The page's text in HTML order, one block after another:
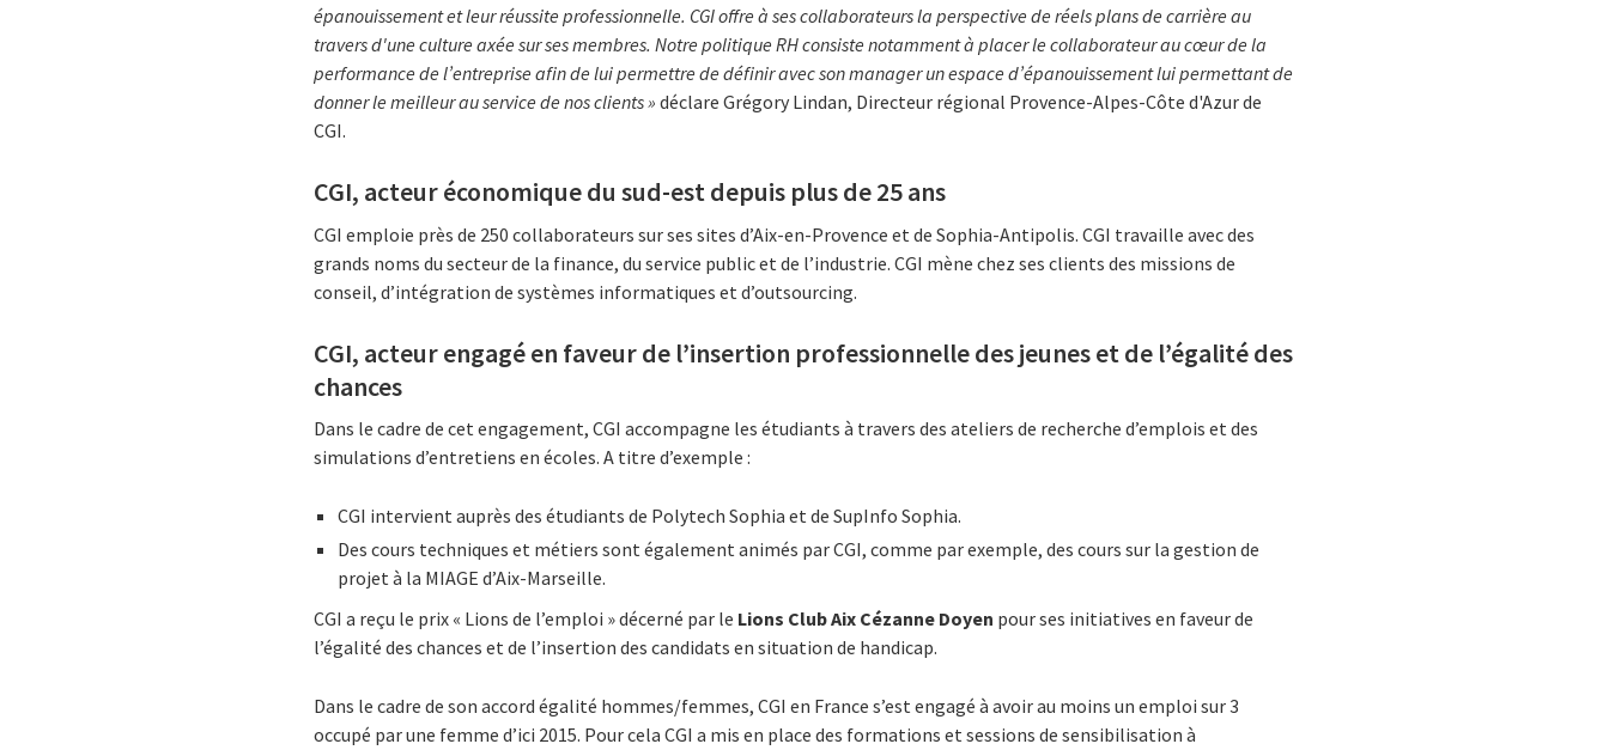
épanouissement et leur réussite professionnelle. CGI offre à ses collaborateurs la perspective de réels plans de carrière au
travers d'une culture axée sur ses membres. Notre politique RH consiste notamment àplacer le collaborateur au cœur de la
performance de l’entreprise afin de lui permettre de définir avec son manager un espace d’épanouissement lui permettant de
donner le meilleur au service de nos clients »déclare Grégory Lindan, Directeur régional Provence-Alpes-Côte d'Azur de
CGI.
CGI, acteur économique du sud-est depuis plus de 25 ans
CGI emploie près de 250 collaborateurs sur ses sites d’Aix-en-Provence et de Sophia-Antipolis. CGI travaille avec des
grands noms du secteur de la finance, du service public et de l’industrie. CGI mène chez ses clients des missions de
conseil, d’intégration de systèmes informatiques et d’outsourcing.
CGI, acteur engagé en faveur de l’insertion professionnelle des jeunes et de l’égalité des
chances
Dans le cadre de cet engagement, CGI accompagne les étudiants à travers des ateliers de recherche d’emplois et des
simulations d’entretiens en écoles. A titre d’exemple :
CGI intervient auprès des étudiants de Polytech Sophia et de SupInfo Sophia.
Des cours techniques et métiers sont également animés par CGI, comme par exemple, des cours sur la gestion de
projet à la MIAGE d’Aix-Marseille.
CGI a reçu le prix « Lions de l’emploi » décerné par le Lions Club Aix Cézanne Doyen pour ses initiatives en faveur de
l’égalité des chances et de l’insertion des candidats en situation de handicap.
Dans le cadre de son accord égalité hommes/femmes, CGI en France s’est engagé à avoir au moins un emploi sur 3
occupé par une femme d’ici 2015. Pour cela CGI a mis en place des formations et sessions de sensibilisation à